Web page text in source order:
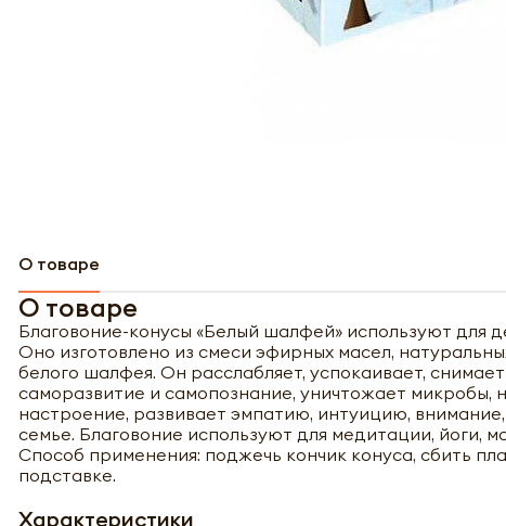
О товаре
О товаре
Благовоние-конусы «Белый шалфей» используют для
Оно изготовлено из смеси эфирных масел,
белого шалфея. Он расслабляет, успокаивает,
саморазвитие и самопознание, уничтожает микробы,
настроение, развивает эмпатию, интуицию,
семье. Благовоние используют для медитации, йоги,
Способ применения: поджечь кончик конуса, сбить
подставке.
Характеристики